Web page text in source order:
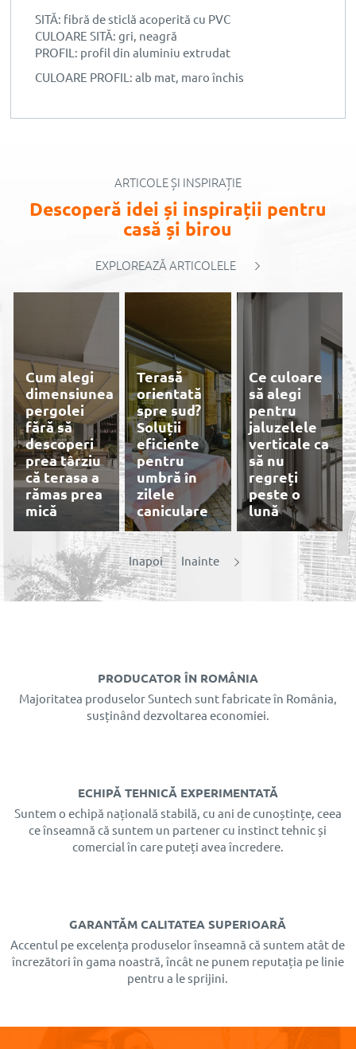
SITĂ: fibră de sticlă acoperită cu PVC
CULOARE SITĂ: gri, neagră
PROFIL: profil din aluminiu extrudat
CULOARE PROFIL: alb mat, maro închis
ARTICOLE ȘI INSPIRAȚIE
Descoperă idei și inspirații pentru
casă și birou
EXPLOREAZĂ ARTICOLELE
Cum alegi
dimensiunea
pergolei
fără să
descoperi
prea târziu
că terasa a
rămas prea
mică
Terasă
orientată
spre sud?
Soluții
eficiente
pentru
umbră în
zilele
caniculare
Ce culoare
să alegi
pentru
jaluzelele
verticale ca
să nu
regreți
peste o
lună
Cât de mult
reduc
temperatura
zi/noapte sunt
alegerea
preferată în
reduse,
profitați
acum de
și sită
rulouri
exterioare
produsele
Low Cost
prețurile
Inapoi Inainte
PRODUCATOR ÎN ROMÂNIA
Majoritatea produselor Suntech sunt fabricate în România,
susținând dezvoltarea economiei.
ECHIPĂ TEHNICĂ EXPERIMENTATĂ
Suntem o echipă națională stabilă, cu ani de cunoștințe, ceea
ce înseamnă că suntem un partener cu instinct tehnic și
comercial în care puteți avea încredere.
GARANTĂM CALITATEA SUPERIOARĂ
Accentul pe excelența produselor înseamnă că suntem atât de
încrezători în gama noastră, încât ne punem reputația pe linie
pentru a le sprijini.